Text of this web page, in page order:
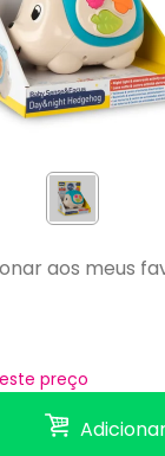
preço
aos meus